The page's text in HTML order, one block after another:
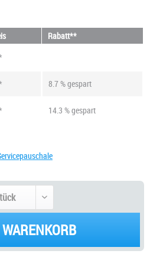
Rabatt**
8.7 % gespart
14.3 % gespart